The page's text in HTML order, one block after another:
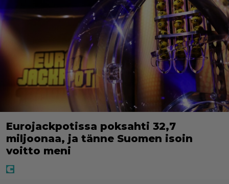
Eurojackpotissa poksahti 32,7
miljoonaa, ja tänne Suomen isoin
voitto meni